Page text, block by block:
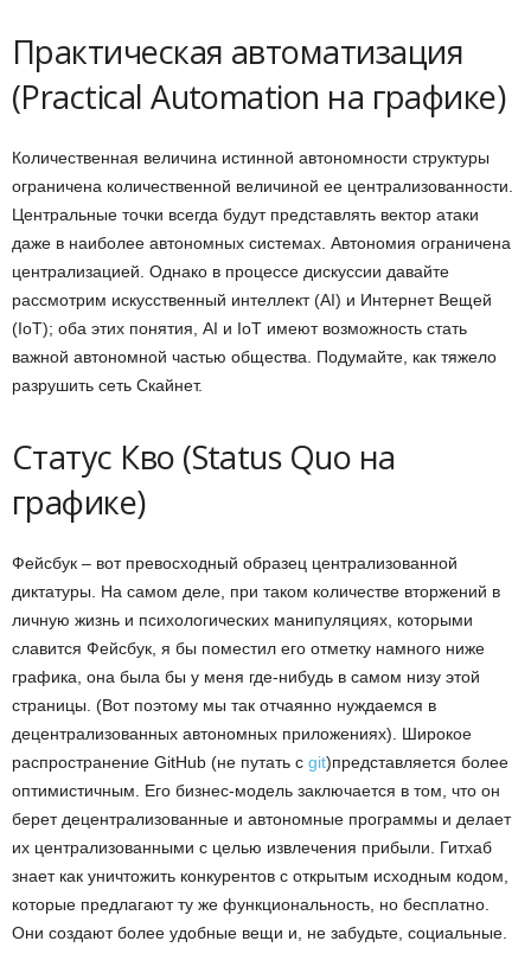
Практическая автоматизация
(Practical Automation на графике)
Количественная величина истинной автономности структуры
ограничена количественной величиной ее централизованности.
Центральные точки всегда будут представлять вектор атаки
даже в наиболее автономных системах. Автономия ограничена
централизацией. Однако в процессе дискуссии давайте
рассмотрим искусственный интеллект (AI) и Интернет Вещей
(IoT); оба этих понятия, AI и IoT имеют возможность стать
важной автономной частью общества. Подумайте, как тяжело
разрушить сеть Скайнет.
Статус Кво (Status Quo на
графике)
Фейсбук – вот превосходный образец централизованной
диктатуры. На самом деле, при таком количестве вторжений в
личную жизнь и психологических манипуляциях, которыми
славится Фейсбук, я бы поместил его отметку намного ниже
графика, она была бы у меня где-нибудь в самом низу этой
страницы. (Вот поэтому мы так отчаянно нуждаемся в
децентрализованных автономных приложениях). Широкое
распространение GitHub (не путать с git)представляется более
оптимистичным. Его бизнес-модель заключается в том, что он
берет децентрализованные и автономные программы и делает
их централизованными с целью извлечения прибыли. Гитхаб
знает как уничтожить конкурентов с открытым исходным кодом,
которые предлагают ту же функциональность, но бесплатно.
Они создают более удобные вещи и, не забудьте, социальные.